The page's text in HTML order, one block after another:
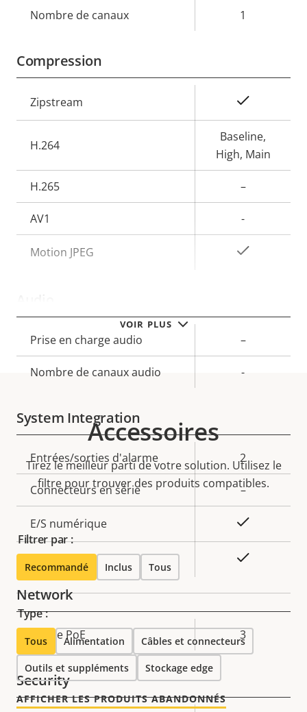
VOIR PLUS
propriété
propriété
Nombre de canaux 1
Compression
Description
de la
la
Zipstream
H.264
Baseline,
High, Main
H.265 –
AV1 -
Motion JPEG
Description
de la
propriété
Valeur de
la
propriété
Prise en charge audio –
Nombre de canaux audio -
System Integration
Description
de la
propriété
Valeur de
la
propriété
Entrées/sorties d'alarme 2
Connecteurs en série –
E/S numérique
Network
Description
de la
propriété
Valeur de
la
propriété
Classe PoE 3
Security
Accessoires
Tirez le meilleur parti de votre solution. Utilisez le
filtre pour trouver des produits compatibles.
Filtrer par :
Recommandé Inclus Tous
Type :
Tous Alimentation Câbles et connecteurs
Outils et suppléments Stockage edge
AFFICHER LES PRODUITS ABANDONNÉS